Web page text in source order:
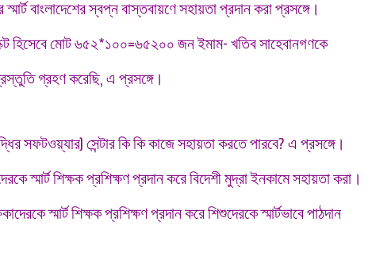
বাংলাদেশের স্বপ্ন বাস্তবায়ণে সহায়তা প্রদান করা প্রসঙ্গে।
হিসেবে মোট ৬৫২*১০০=৬৫২০০ জন ইমাম- খতিব সাহেবানগণকে
গ্রহণ করেছি, এ প্রসঙ্গে।
সফটওয়্যার) সেন্টার কি কি কাজে সহায়তা করতে পারবে? এ প্রসঙ্গে।
স্মার্ট শিক্ষক প্রশিক্ষণ প্রদান করে বিদেশী মুদ্রা ইনকামে সহায়তা করা।
স্মার্ট শিক্ষক প্রশিক্ষণ প্রদান করে শিশুদেরকে স্মার্টভাবে পাঠদান